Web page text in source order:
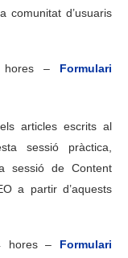
comunitat d’usuaris
hores – Formulari
articles escrits al
sessió pràctica,
sessió de Content
a partir d’aquests
hores – Formulari